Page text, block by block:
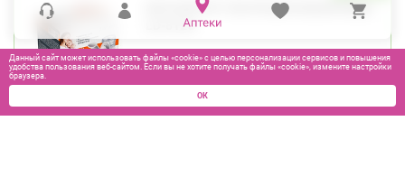
ИНГАЛЯТОР УЛЬТРАЗВУКОВОЙ МЭШ
LD-812U
3400₽
Данный сайт может использовать файлы «cookie» с целью персонализации сервисов и повышения
удобства пользования веб-сайтом. Если вы не хотите получать файлы «cookie», измените настройки
браузера.
ОК